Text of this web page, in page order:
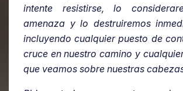
intente resistirse, lo
amenaza y lo destruiremos
incluyendo cualquier puesto de
cruce en nuestro camino y
que veamos sobre nuestras